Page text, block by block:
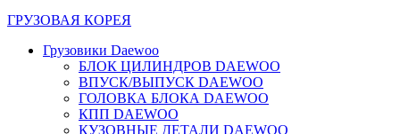
ГРУЗОВАЯ КОРЕЯ
Грузовики Daewoo
БЛОК ЦИЛИНДРОВ DAEWOO
ВПУСК/ВЫПУСК DAEWOO
ГОЛОВКА БЛОКА DAEWOO
КПП DAEWOO
КУЗОВНЫЕ ДЕТАЛИ DAEWOO